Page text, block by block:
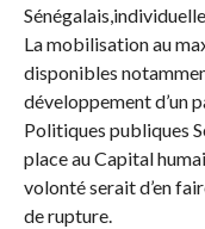
La mobilisation au
disponibles
développement d’un
Politiques publiques
place au Capital
volonté serait d’en
de rupture.